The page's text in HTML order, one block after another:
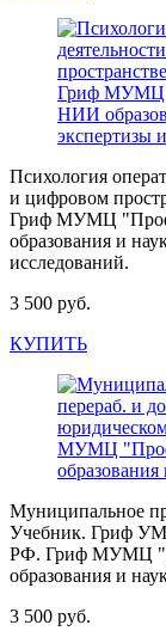
Психология
и цифровом
Гриф МУМЦ
образования и
исследований.
3 500 руб.
КУПИТЬ
Муниципальное
Учебник. Гриф
РФ. Гриф МУМЦ
образования и
3 500 руб.